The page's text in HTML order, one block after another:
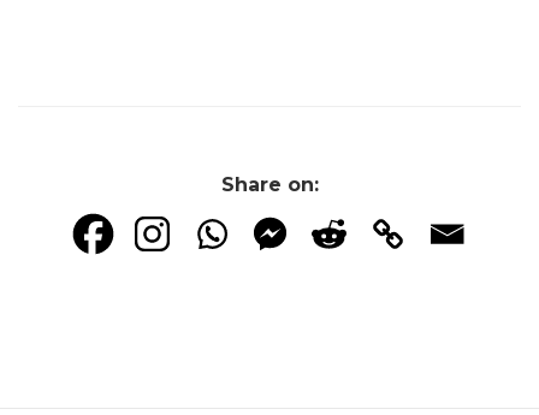
Share on: